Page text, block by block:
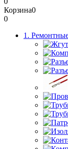
Корзина0
0
1.